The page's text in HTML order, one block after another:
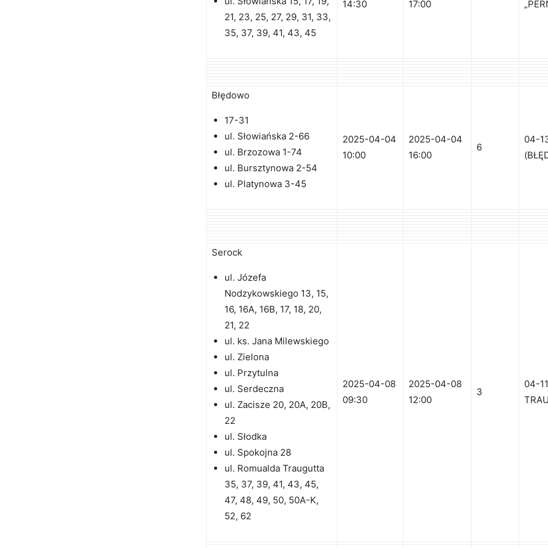
21, 23, 25, 27, 29, 31, 33,
35, 37, 39, 41, 43, 45
14:30
17:00
Błędowo
17-31
ul. Słowiańska 2-66
ul. Brzozowa 1-74
ul. Bursztynowa 2-54
ul. Platynowa 3-45
2025-04-04
10:00
2025-04-04
16:00
6
04-
Serock
ul. Józefa
Nodzykowskiego 13, 15,
16, 16A, 16B, 17, 18, 20,
21, 22
ul. ks. Jana Milewskiego
ul. Zielona
ul. Przytulna
ul. Serdeczna
ul. Zacisze 20, 20A, 20B,
22
ul. Słodka
ul. Spokojna 28
ul. Romualda Traugutta
35, 37, 39, 41, 43, 45,
47, 48, 49, 50, 50A-K,
52, 62
2025-04-08
09:30
2025-04-08
12:00
3
04-